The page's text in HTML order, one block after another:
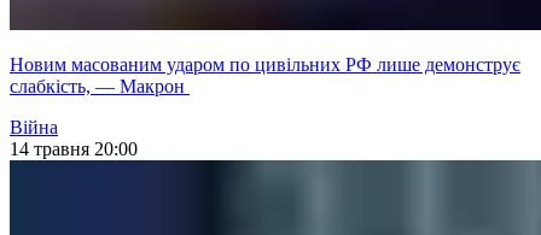
Новим масованим ударом по цивільних РФ лише демонструє
слабкість, — Макрон
Війна
14 травня 20:00